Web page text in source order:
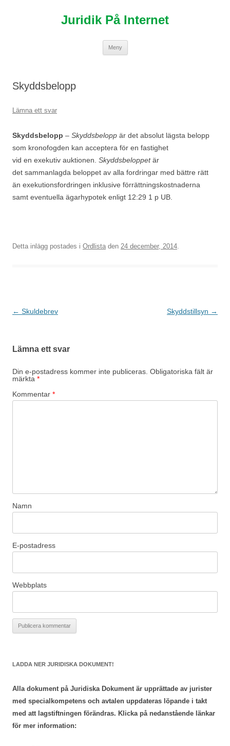
Juridik På Internet
Meny
Skyddsbelopp
Lämna ett svar
Skyddsbelopp – Skyddsbelopp är det absolut lägsta belopp
som kronofogden kan acceptera för en fastighet
vid en exekutiv auktionen. Skyddsbeloppetär
det sammanlagda beloppet av alla fordringar med bättre rätt
än exekutionsfordringen inklusive förrättningskostnaderna
samt eventuella ägarhypotek enligt 12:29 1 p UB.
Detta inlägg postades i Ordlista den 24 december, 2014.
Inläggsnavigering
← Skuldebrev Skyddstillsyn →
Lämna ett svar
Din e-postadress kommer inte publiceras. Obligatoriska fält är
märkta *
Kommentar *
Namn
E-postadress
Webbplats
LADDA NER JURIDISKA DOKUMENT!
Alla dokument på Juridiska Dokument är upprättade av jurister
med specialkompetens och avtalen uppdateras löpande i takt
med att lagstiftningen förändras. Klicka på nedanstående länkar
för mer information: